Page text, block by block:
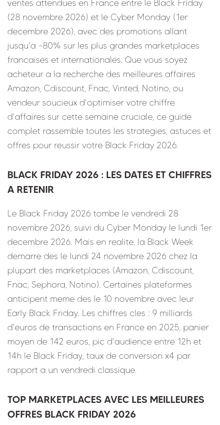
ventes attendues en France entre le Black Friday
(28 novembre 2026) et le Cyber Monday (1er
decembre 2026), avec des promotions allant
jusqu'a -80% sur les plus grandes marketplaces
francaises et internationales. Que vous soyez
acheteur a la recherche des meilleures affaires
Amazon, Cdiscount, Fnac, Vinted, Notino, ou
vendeur soucieux d'optimiser votre chiffre
d'affaires sur cette semaine cruciale, ce guide
complet rassemble toutes les strategies, astuces et
offres pour reussir votre Black Friday 2026.
BLACK FRIDAY 2026 : LES DATES ET CHIFFRES
A RETENIR
Le Black Friday 2026 tombe le vendredi 28
novembre 2026, suivi du Cyber Monday le lundi 1er
decembre 2026. Mais en realite, la Black Week
demarre des le lundi 24 novembre 2026 chez la
plupart des marketplaces (Amazon, Cdiscount,
Fnac, Sephora, Notino). Certaines plateformes
anticipent meme des le 10 novembre avec leur
Early Black Friday. Les chiffres cles : 9 milliards
d'euros de transactions en France en 2025, panier
moyen de 142 euros, pic d'audience entre 12h et
14h le Black Friday, taux de conversion x4 par
rapport a un vendredi classique.
TOP MARKETPLACES AVEC LES MEILLEURES
OFFRES BLACK FRIDAY 2026